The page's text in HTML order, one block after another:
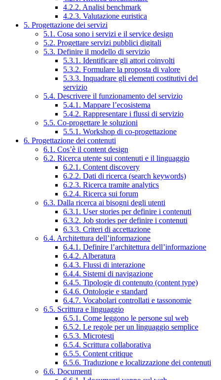
4.2.2. Analisi benchmark
4.2.3. Valutazione euristica
5. Progettazione dei servizi
5.1. Cosa sono i servizi e il service design
5.2. Progettare servizi pubblici digitali
5.3. Definire il modello di servizio
5.3.1. Identificare gli attori coinvolti
5.3.2. Formulare la proposta di valore
5.3.3. Inquadrare gli elementi costitutivi del
servizio
5.4. Descrivere il funzionamento del servizio
5.4.1. Mappare l’ecosistema
5.4.2. Rappresentare i flussi di servizio
5.5. Co-progettare le soluzioni
5.5.1. Workshop di co-progettazione
6. Progettazione dei contenuti
6.1. Cos’è il content design
6.2. Ricerca utente sui contenuti e il linguaggio
6.2.1. Content discovery
6.2.2. Dati di ricerca (search keywords)
6.2.3. Ricerca tramite analytics
6.2.4. Ricerca sui forum
6.3. Dalla ricerca ai bisogni degli utenti
6.3.1. User stories per definire i contenuti
6.3.2. Job stories per definire i contenuti
6.3.3. Criteri di accettazione
6.4. Architettura dell’informazione
6.4.1. Definire l’architettura dell’informazione
6.4.2. Alberatura
6.4.3. Flussi di interazione
6.4.4. Sistemi di navigazione
6.4.5. Tipologie di contenuto (content type)
6.4.6. Ontologie e standard
6.4.7. Vocabolari controllati e tassonomie
6.5. Scrittura e linguaggio
6.5.1. Come leggono le persone sul web
6.5.2. Le regole per un linguaggio semplice
6.5.3. Microtesti
6.5.4. Scrittura collaborativa
6.5.5. Content critique
6.5.6. Traduzione e localizzazione dei contenuti
6.6. Documenti